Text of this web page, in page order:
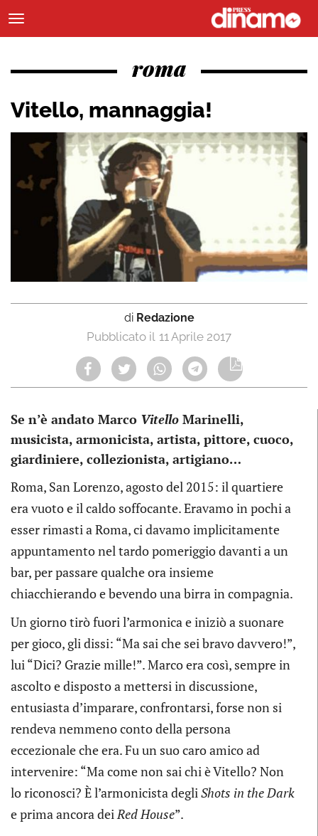
roma
Vitello, mannaggia!
di Redazione
11 Aprile 2017
Se n’è andato Marco Vitello Marinelli,
musicista, armonicista, artista, pittore, cuoco,
giardiniere, collezionista, artigiano…
Roma, San Lorenzo, agosto del 2015: il quartiere
era vuoto e il caldo soffocante. Eravamo in pochi a
esser rimasti a Roma, ci davamo implicitamente
appuntamento nel tardo pomeriggio davanti a un
bar, per passare qualche ora insieme
chiacchierando e bevendo una birra in compagnia.
Un giorno tirò fuori l’armonica e iniziò a suonare
per gioco, gli dissi: “Ma sai che sei bravo davvero!”,
lui “Dici? Grazie mille!”. Marco era così, sempre in
ascolto e disposto a mettersi in discussione,
entusiasta d’imparare, confrontarsi, forse non si
rendeva nemmeno conto della persona
eccezionale che era. Fu un suo caro amico ad
intervenire: “Ma come non sai chi è Vitello? Non
lo riconosci? È l’armonicista degliShots in the Dark
e prima ancora deiRed House”.